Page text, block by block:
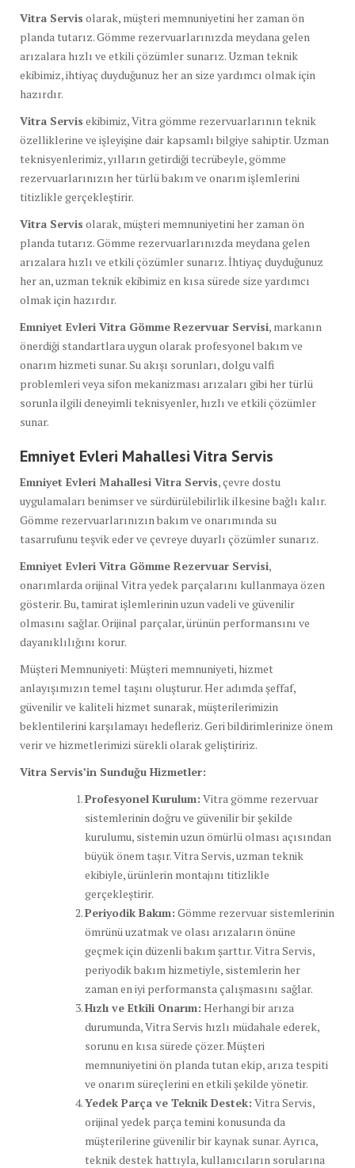
Vitra Servis olarak, müşteri memnuniyetini her zaman ön
planda tutarız. Gömme rezervuarlarınızda meydana gelen
arızalara hızlı ve etkili çözümler sunarız. Uzman teknik
ekibimiz, ihtiyaç duyduğunuz her an size yardımcı olmak için
hazırdır.
Vitra Servis ekibimiz, Vitra gömme rezervuarlarının teknik
özelliklerine ve işleyişine dair kapsamlı bilgiye sahiptir. Uzman
teknisyenlerimiz, yılların getirdiği tecrübeyle, gömme
rezervuarlarınızın her türlü bakım ve onarım işlemlerini
titizlikle gerçekleştirir.
Vitra Servis olarak, müşteri memnuniyetini her zaman ön
planda tutarız. Gömme rezervuarlarınızda meydana gelen
arızalara hızlı ve etkili çözümler sunarız. İhtiyaç duyduğunuz
her an, uzman teknik ekibimiz en kısa sürede size yardımcı
olmak için hazırdır.
Emniyet Evleri Vitra Gömme Rezervuar Servisi, markanın
önerdiği standartlara uygun olarak profesyonel bakım ve
onarım hizmeti sunar. Su akışı sorunları, dolgu valfi
problemleri veya sifon mekanizması arızaları gibi her türlü
sorunla ilgili deneyimli teknisyenler, hızlı ve etkili çözümler
sunar.
Emniyet Evleri Mahallesi Vitra Servis
Emniyet Evleri Mahallesi Vitra Servis, çevre dostu
uygulamaları benimser ve sürdürülebilirlik ilkesine bağlı kalır.
Gömme rezervuarlarınızın bakım ve onarımında su
tasarrufunu teşvik eder ve çevreye duyarlı çözümler sunarız.
Emniyet Evleri Vitra Gömme Rezervuar Servisi,
onarımlarda orijinal Vitra yedek parçalarını kullanmaya özen
gösterir. Bu, tamirat işlemlerinin uzun vadeli ve güvenilir
olmasını sağlar. Orijinal parçalar, ürünün performansını ve
dayanıklılığını korur.
Müşteri Memnuniyeti: Müşteri memnuniyeti, hizmet
anlayışımızın temel taşını oluşturur. Her adımda şeffaf,
güvenilir ve kaliteli hizmet sunarak, müşterilerimizin
beklentilerini karşılamayı hedefleriz. Geri bildirimlerinize önem
verir ve hizmetlerimizi sürekli olarak geliştiririz.
Vitra Servis’in Sunduğu Hizmetler:
Profesyonel Kurulum: Vitra gömme rezervuar
sistemlerinin doğru ve güvenilir bir şekilde
kurulumu, sistemin uzun ömürlü olması açısından
büyük önem taşır. Vitra Servis, uzman teknik
ekibiyle, ürünlerin montajını titizlikle
gerçekleştirir.
Periyodik Bakım: Gömme rezervuar sistemlerinin
ömrünü uzatmak ve olası arızaların önüne
geçmek için düzenli bakım şarttır. Vitra Servis,
periyodik bakım hizmetiyle, sistemlerin her
zaman en iyi performansta çalışmasını sağlar.
Hızlı ve Etkili Onarım: Herhangi bir arıza
durumunda, Vitra Servis hızlı müdahale ederek,
sorunu en kısa sürede çözer. Müşteri
memnuniyetini ön planda tutan ekip, arıza tespiti
ve onarım süreçlerini en etkili şekilde yönetir.
Yedek Parça ve Teknik Destek: Vitra Servis,
orijinal yedek parça temini konusunda da
müşterilerine güvenilir bir kaynak sunar. Ayrıca,
teknik destek hattıyla, kullanıcıların sorularına